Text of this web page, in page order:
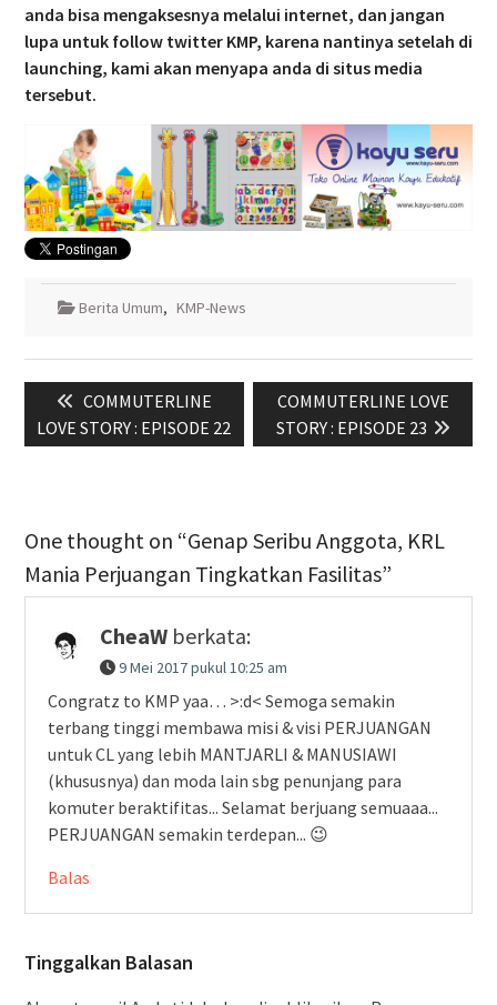
anda bisa mengaksesnya melalui internet, dan jangan
lupa untuk follow twitter KMP, karena nantinya setelah di
launching, kami akan menyapa anda di situs media
tersebut.
Berita Umum, KMP-News
Navigasi
Previous
post:
COMMUTERLINE
LOVE STORY : EPISODE 22
Next
post:
COMMUTERLINE LOVE
STORY : EPISODE 23
One thought on “Genap Seribu Anggota, KRL
Mania Perjuangan Tingkatkan Fasilitas”
CheaW berkata:
9 Mei 2017 pukul 10:25 am
Congratz to KMP yaa… >:d< Semoga semakin
terbang tinggi membawa misi & visi PERJUANGAN
untuk CL yang lebih MANTJARLI & MANUSIAWI
(khususnya) dan moda lain sbg penunjang para
komuter beraktifitas... Selamat berjuang semuaaa...
PERJUANGAN semakin terdepan... 😉
Balas
Tinggalkan Balasan